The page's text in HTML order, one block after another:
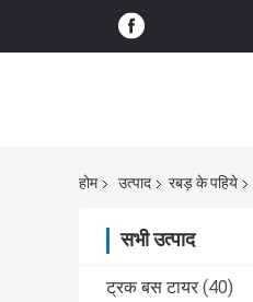
होम उत्पाद रबड़ के पहिये
सभी उत्पाद
ट्रक बस टायर (40)